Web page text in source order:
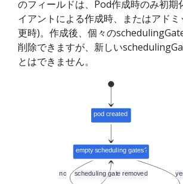
のフィールドは、Pod作成時のみ初期
イアントによる作成時、またはアド
更時)。作成後、個々の
削除できますが、新しい
とはできません。